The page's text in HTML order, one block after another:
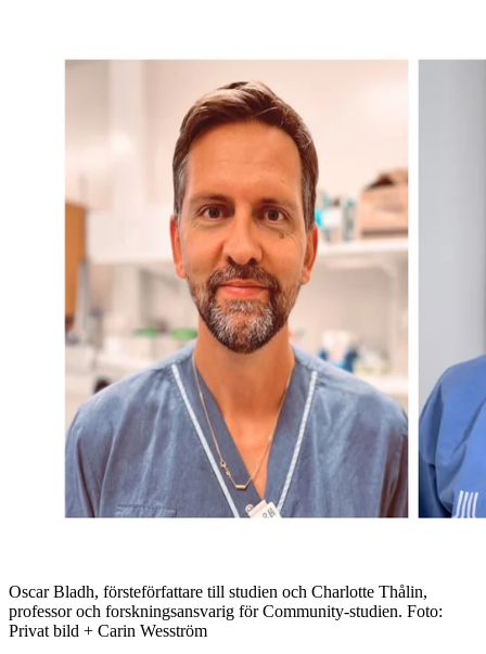
Oscar Bladh, försteförfattare till studien och Charlotte Thålin,
professor och forskningsansvarig för Community-studien. Foto:
Privat bild + Carin Wesström